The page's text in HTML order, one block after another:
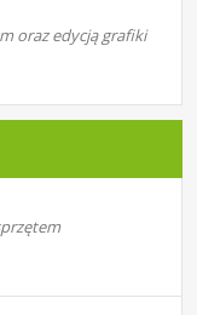
oraz edycją grafiki